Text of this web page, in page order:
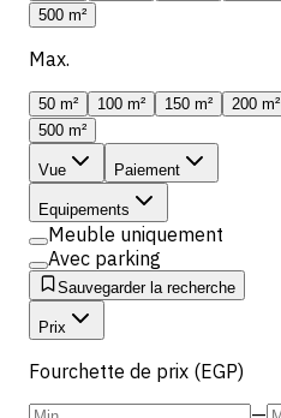
500 m²
Max.
50 m² 100 m² 150 m² 200 m²
500 m²
Vue Paiement
Equipements
Meuble uniquement
Avec parking
Sauvegarder la recherche
Prix
Fourchette de prix (EGP)